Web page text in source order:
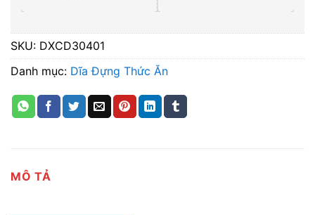
SKU: DXCD30401
Danh mục: Dĩa Đựng Thức Ăn
MÔ TẢ